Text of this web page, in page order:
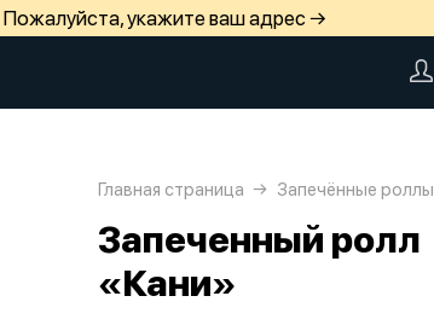
укажите ваш адрес →
Главная страница Запечённые роллы
Запеченный ролл
«Кани»